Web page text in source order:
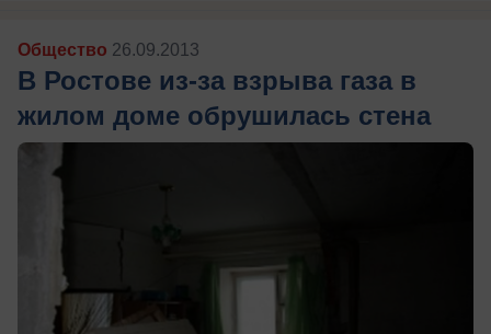
Общество 26.09.2013
В Ростове из-за взрыва газа в
жилом доме обрушилась стена